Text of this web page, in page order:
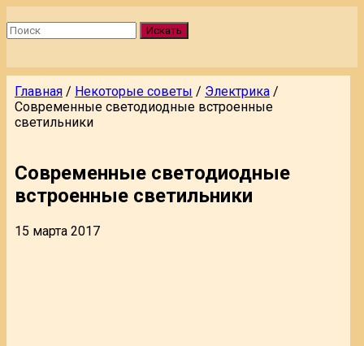
Искать
Главная / Некоторые советы / Электрика /
Современные светодиодные встроенные
светильники
Современные светодиодные
встроенные светильники
15 марта 2017